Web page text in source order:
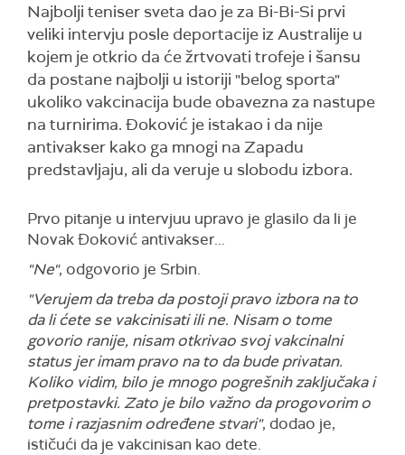
Najbolji teniser sveta dao je za Bi-Bi-Si prvi
veliki intervju posle deportacije iz Australije u
kojem je otkrio da će žrtvovati trofeje i šansu
da postane najbolji u istoriji "belog sporta"
ukoliko vakcinacija bude obavezna za nastupe
na turnirima. Đoković je istakao i da nije
antivakser kako ga mnogi na Zapadu
predstavljaju, ali da veruje u slobodu izbora.
Prvo pitanje u intervjuu upravo je glasilo da li je
Novak Đoković antivakser...
"Ne", odgovorio je Srbin.
"Verujem da treba da postoji pravo izbora na to
da li ćete se vakcinisati ili ne. Nisam o tome
govorio ranije, nisam otkrivao svoj vakcinalni
status jer imam pravo na to da bude privatan.
Koliko vidim, bilo je mnogo pogrešnih zaključaka i
pretpostavki. Zato je bilo važno da progovorim o
tome i razjasnim određene stvari", dodao je,
ističući da je vakcinisan kao dete.